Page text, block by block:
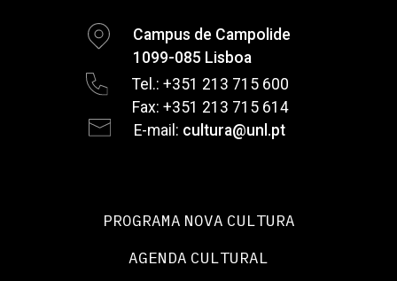
Campus de Campolide
1099-085 Lisboa
Tel.: +351 213 715 600
Fax: +351 213 715 614
E-mail: cultura@unl.pt
PROGRAMA NOVA CULTURA
AGENDA CULTURAL